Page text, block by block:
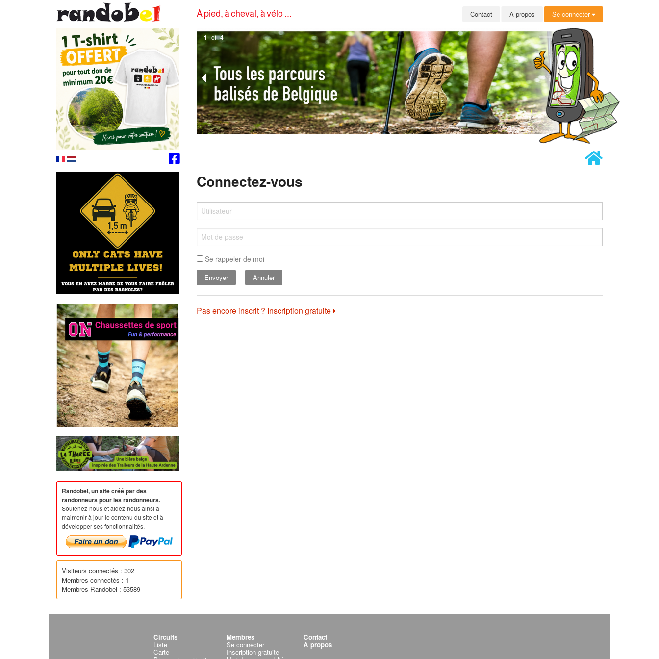
À pied, à cheval, à vélo ... Contact A propos Se connecter
1 of 4
Connectez-vous
Se rappeler de moi
Annuler
Pas encore inscrit ? Inscription gratuite
Randobel, un site créé par des
randonneurs pour les randonneurs.
Soutenez-nous et aidez-nous ainsi à
maintenir à jour le contenu du site et à
développer ses fonctionnalités.
Visiteurs connectés : 302
Membres connectés : 1
Membres Randobel : 53589
Circuits
Liste
Carte
Membres
Se connecter
Inscription gratuite
Contact
A propos